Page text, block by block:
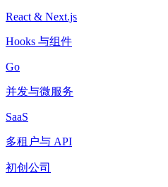
React & Next.js
Hooks 与组件
Go
并发与微服务
SaaS
多租户与 API
初创公司